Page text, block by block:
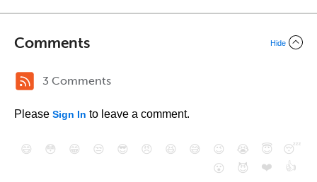
Comments Hide
3 Comments
Please Sign In to leave a comment.
😄 😳 😁 😒 😎 😠 😆 😅 😉 😭 😇
😴
😮
😈 ❤️ 👍